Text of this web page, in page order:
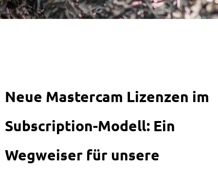
Neue Mastercam Lizenzen im
Subscription-Modell: Ein
Wegweiser für unsere